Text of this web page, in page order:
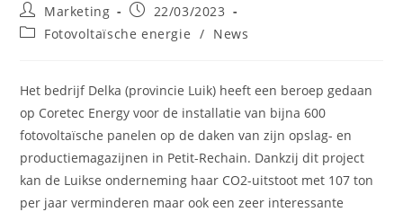
Post
author:
Marketing
Post
published:
22/03/2023
PostFotovoltaïsche energie / News
Het bedrijf Delka (provincie Luik) heeft een beroep gedaan
op Coretec Energy voor de installatie van bijna 600
fotovoltaïsche panelen op de daken van zijn opslag- en
productiemagazijnen in Petit-Rechain. Dankzij dit project
kan de Luikse onderneming haar CO2-uitstoot met 107 ton
per jaar verminderen maar ook een zeer interessante